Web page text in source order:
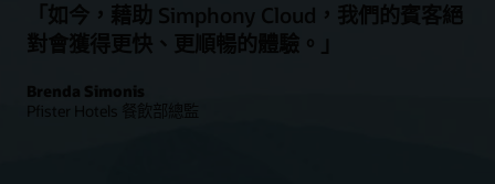
「如今，藉助 Simphony Cloud，我們的賓客絕
對會獲得更快、更順暢的體驗。」
Brenda Simonis
Pfister Hotels 餐飲部總監